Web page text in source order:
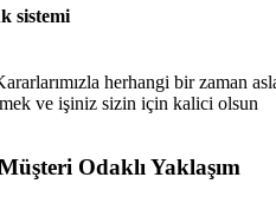
sistemi
herhangi bir zaman
ve işiniz sizin için kalici olsun
Odaklı Yaklaşım